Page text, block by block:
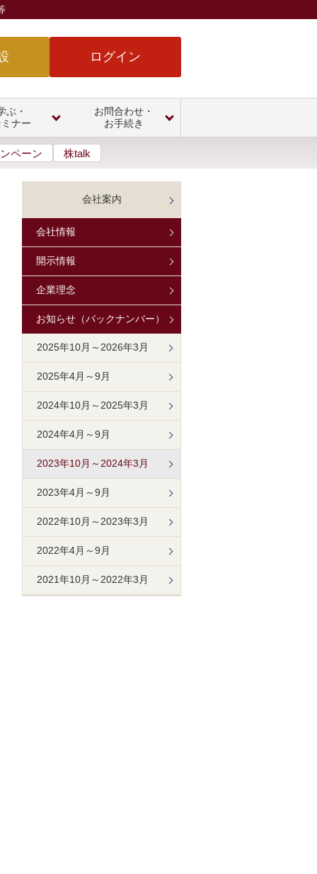
ログイン
ぶ・
ナー
お問合わせ・
お手続き
ペーン 株talk
会社案内
会社情報
開示情報
企業理念
お知らせ（バックナンバー）
2025年10月～2026年3月
2025年4月～9月
2024年10月～2025年3月
2024年4月～9月
2023年10月～2024年3月
2023年4月～9月
2022年10月～2023年3月
2022年4月～9月
2021年10月～2022年3月